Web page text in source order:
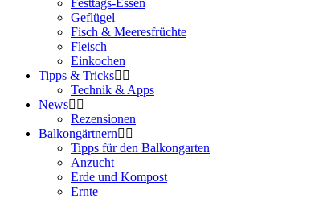
Festtags-Essen
Geflügel
Fisch & Meeresfrüchte
Fleisch
Einkochen
Tipps & Tricks
Technik & Apps
News
Rezensionen
Balkongärtnern
Tipps für den Balkongarten
Anzucht
Erde und Kompost
Ernte